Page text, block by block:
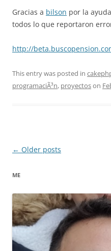
Gracias a bilson por la
todos lo que reportaron
http://
This entry was posted in
programaciÃ³n, proyectoson
Post
← Older posts
ME